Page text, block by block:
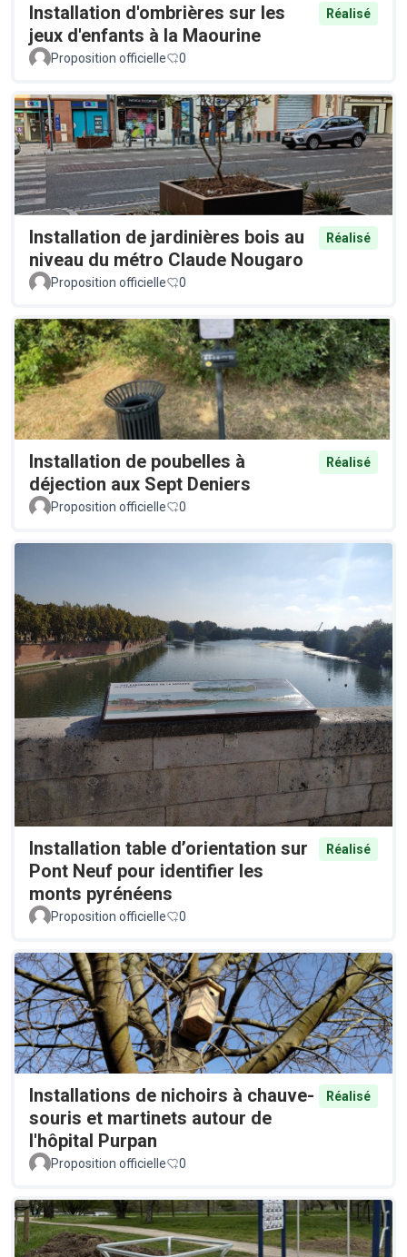
Installation d'ombrières sur les
jeux d'enfants à la Maourine
Réalisé
Proposition officielle 0
Installation de jardinières bois au
niveau du métro Claude Nougaro
Réalisé
Proposition officielle 0
Installation de poubelles à
déjection aux Sept Deniers
Réalisé
Proposition officielle 0
Installation table d’orientation sur
Pont Neuf pour identifier les
monts pyrénéens
Réalisé
Proposition officielle 0
Installations de nichoirs à chauve-
souris et martinets autour de
l'hôpital Purpan
Réalisé
Proposition officielle 0